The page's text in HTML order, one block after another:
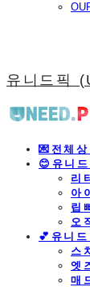
유니드픽
💌전체상
😊유니
리
아
립
오
💕유니
스
엣
매